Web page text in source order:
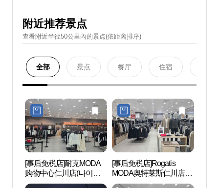
附近推荐景点
查看附近半径50公里內的景点(依距离排序)
全部 景点 餐厅 住宿
[事后免税店]耐克MODA
购物中心仁川店(나이키
모다아울렛 인천점)
[事后免税店]Rogatis
MODA奥特莱斯仁川店
(로가디스 모다아울렛 인